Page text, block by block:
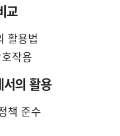
교
활용법
작용
의 활용
책 준수